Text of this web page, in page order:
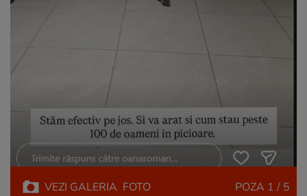
VEZI GALERIA FOTO POZA 1 / 5